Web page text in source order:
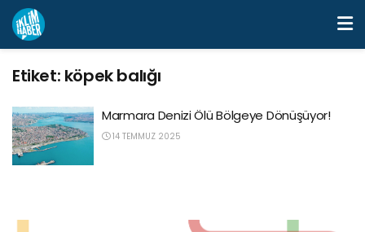
Etiket: köpek balığı
Marmara Denizi Ölü Bölgeye Dönüşüyor!
14 TEMMUZ 2025